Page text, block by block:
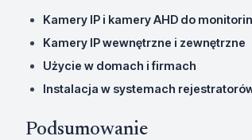
Kamery IP i kamery AHD do
Kamery IP wewnętrzne i zewnętrzne
Użycie w domach i firmach
Instalacja w systemach rejestratorów
Podsumowanie